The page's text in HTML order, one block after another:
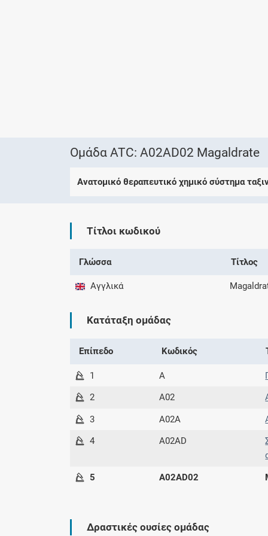
Ομάδα ATC: A02AD02 Magaldrate
Ανατομικό θεραπευτικό χημικό σύστημα
Τίτλοι κωδικού
Γλώσσα Τίτλος
Αγγλικά
Κατάταξη ομάδας
Επίπεδο Κωδικός
1 A
2 A02
3 A02A
4 A02AD
5 A02AD02
Δραστικές ουσίες ομάδας